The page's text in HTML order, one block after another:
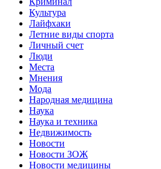
Культура
Лайфхаки
Летние виды спорта
Личный счет
Люди
Места
Мнения
Мода
Народная медицина
Наука
Наука и техника
Недвижимость
Новости
Новости ЗОЖ
Новости медицины